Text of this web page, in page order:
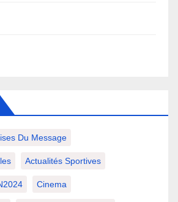
Du Message
Actualités Sportives
Cinema